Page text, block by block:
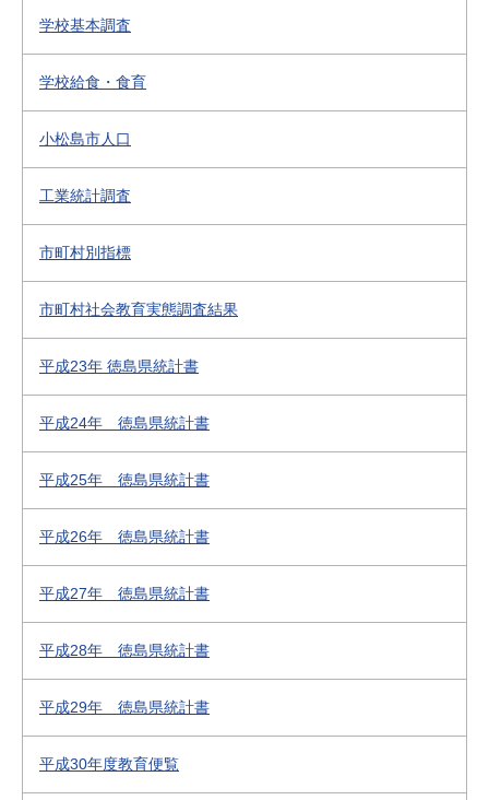
学校基本調査
学校給食・食育
小松島市人口
工業統計調査
市町村別指標
市町村社会教育実態調査結果
平成23年 徳島県統計書
平成24年 徳島県統計書
平成25年 徳島県統計書
平成26年 徳島県統計書
平成27年 徳島県統計書
平成28年 徳島県統計書
平成29年 徳島県統計書
平成30年度教育便覧